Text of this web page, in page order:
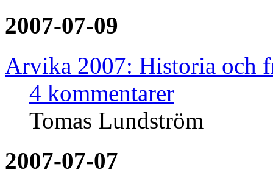
2007-07-09
Arvika 2007: Historia och
4 kommentarer
Tomas Lundström
2007-07-07